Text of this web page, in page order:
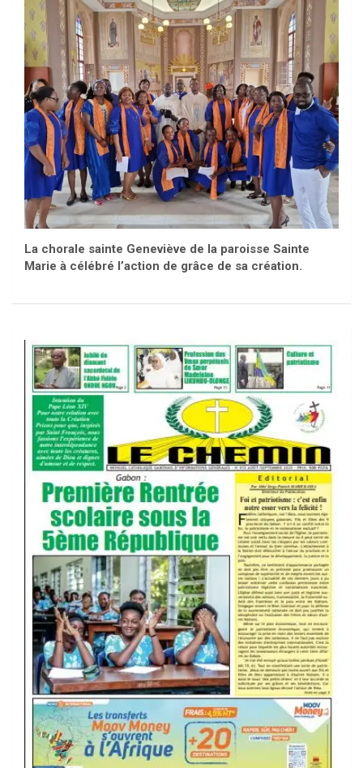
La chorale sainte Geneviève de la paroisse Sainte
Marie à célébré l’action de grâce de sa création.